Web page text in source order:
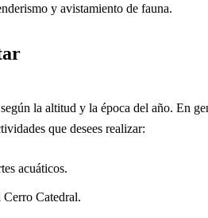
y avistamiento de fauna.
la altitud y la época del año. En
que desees realizar:
acuáticos.
Cerro Catedral.